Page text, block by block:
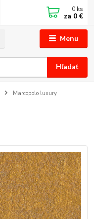
Menu
Hľadať
0 ks
za 0 €
Marcopolo luxury